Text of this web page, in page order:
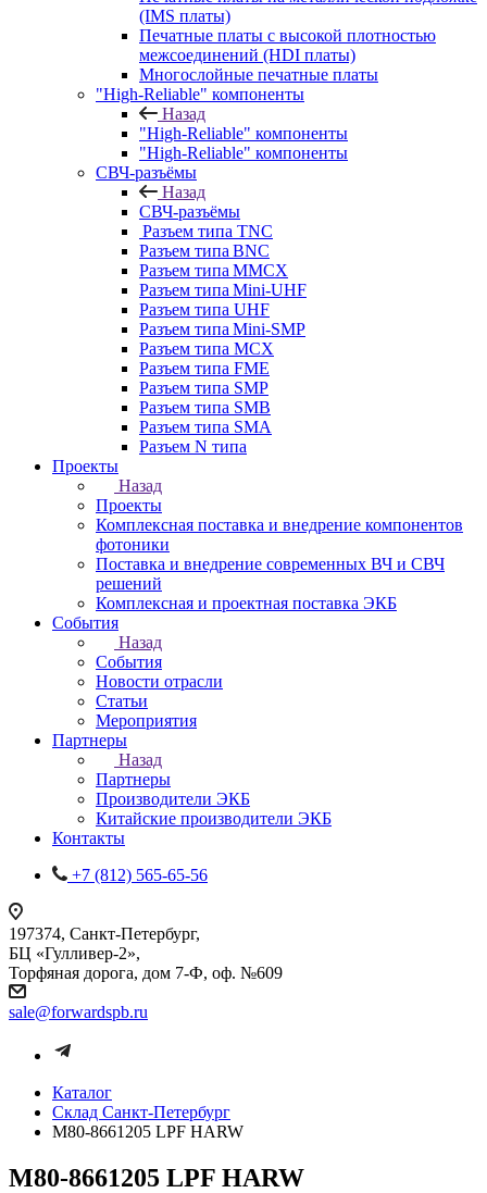
(IMS платы)
Печатные платы с высокой плотностью
межсоединений (HDI платы)
Многослойные печатные платы
"High-Reliable" компоненты
Назад
"High-Reliable" компоненты
"High-Reliable" компоненты
СВЧ-разъёмы
Назад
СВЧ-разъёмы
Разъем типа TNC
Разъем типа BNC
Разъем типа MMCX
Разъем типа Mini-UHF
Разъем типа UHF
Разъем типа Mini-SMP
Разъем типа MCX
Разъем типа FME
Разъем типа SMP
Разъем типа SMB
Разъем типа SMA
Разъем N типа
Проекты
Назад
Проекты
Комплексная поставка и внедрение компонентов
фотоники
Поставка и внедрение современных ВЧ и СВЧ
решений
Комплексная и проектная поставка ЭКБ
События
Назад
События
Новости отрасли
Статьи
Мероприятия
Партнеры
Назад
Партнеры
Производители ЭКБ
Китайские производители ЭКБ
Контакты
+7 (812) 565-65-56
197374, Санкт-Петербург,
БЦ «Гулливер-2»,
Торфяная дорога, дом 7-Ф, оф. №609
sale@forwardspb.ru
Каталог
Cклад Санкт-Петербург
M80-8661205 LPF HARW
M80-8661205 LPF HARW